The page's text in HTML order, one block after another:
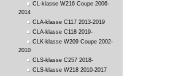
CL-klasse W216 Coupe 2006-
2014
CLA-klasse C117 2013-2019
CLA-klasse C118 2019-
CLK-klasse W209 Coupe 2002-
2010
CLS-klasse C257 2018-
CLS-klasse W218 2010-2017